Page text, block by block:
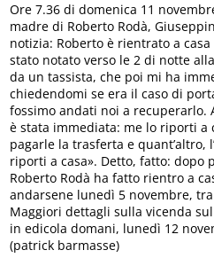
Ore 7.36 di domenica 11
madre di Roberto Rodà,
notizia: Roberto è rientrato a
stato notato verso le 2 di notte
da un tassista, che poi mi ha
chiedendomi se era il caso di
fossimo andati noi a recuperarlo.
è stata immediata: me lo riporti a
pagarle la trasferta e quant’altro,
riporti a casa». Detto, fatto: dopo
Roberto Rodà ha fatto rientro a
andarsene lunedì 5 novembre,
Maggiori dettagli sulla vicenda
in edicola domani, lunedì 12
(patrick barmasse)